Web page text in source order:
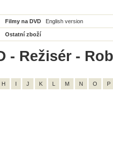
Filmy na DVD English version
Ostatní zboží
- Režisér -
H I J K L M N O P